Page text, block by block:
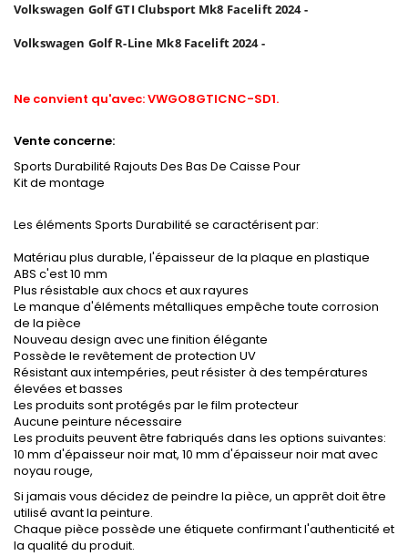
Volkswagen Golf GTI Clubsport Mk8 Facelift 2024 -
Volkswagen Golf R-Line Mk8 Facelift 2024 -
Ne convient qu'avec: VWGO8GTICNC-SD1.
Vente concerne:
Sports Durabilité Rajouts Des Bas De Caisse Pour
Kit de montage
Les éléments Sports Durabilité se caractérisent par:
Matériau plus durable, l'épaisseur de la plaque en plastique
ABS c'est 10 mm
Plus résistable aux chocs et aux rayures
Le manque d'éléments métalliques empêche toute corrosion
de la pièce
Nouveau design avec une finition élégante
Possède le revêtement de protection UV
Résistant aux intempéries, peut résister à des températures
élevées et basses
Les produits sont protégés par le film protecteur
Aucune peinture nécessaire
Les produits peuvent être fabriqués dans les options suivantes:
10 mm d'épaisseur noir mat, 10 mm d'épaisseur noir mat avec
noyau rouge,
Si jamais vous décidez de peindre la pièce, un apprêt doit être
utilisé avant la peinture.
Chaque pièce possède une étiquete confirmant l'authenticité et
la qualité du produit.